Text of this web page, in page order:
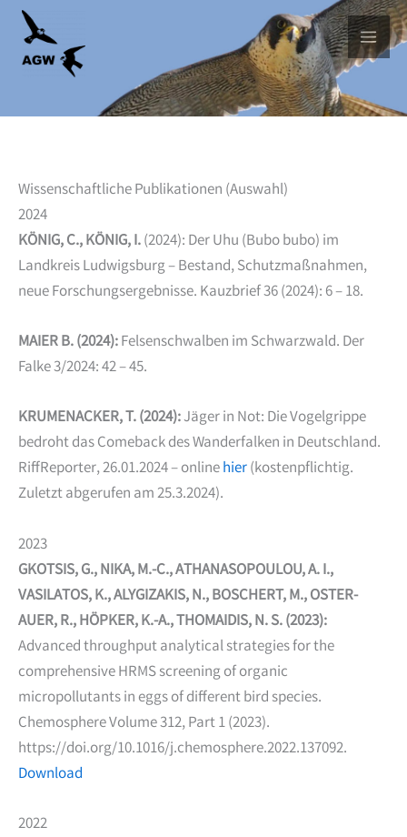
Skip
content
Wissenschaftliche Publikationen (Auswahl)
2024
KÖNIG, C., KÖNIG, I.(2024): Der Uhu (Bubo bubo) im
Landkreis Ludwigsburg – Bestand, Schutzmaßnahmen,
neue Forschungsergebnisse. Kauzbrief 36 (2024): 6 – 18.
MAIER B. (2024):Felsenschwalben im Schwarzwald. Der
Falke 3/2024: 42 – 45.
KRUMENACKER, T. (2024):Jäger in Not: Die Vogelgrippe
bedroht das Comeback des Wanderfalken in Deutschland.
RiffReporter, 26.01.2024 – onlinehier(kostenpflichtig.
Zuletzt abgerufen am 25.3.2024).
2023
GKOTSIS, G., NIKA, M.-C., ATHANASOPOULOU, A. I.,
VASILATOS, K., ALYGIZAKIS, N., BOSCHERT, M., OSTER­
AUER, R., HÖPKER, K.-A., THOMAIDIS, N. S. (2023):
Advanced throughput analytical strategies for the
comprehensive HRMS screening of organic
micropollutants in eggs of different bird species.
Chemosphere Volume 312, Part 1 (2023).
https://doi.org/10.1016/j.chemosphere.2022.137092.
Download
2022